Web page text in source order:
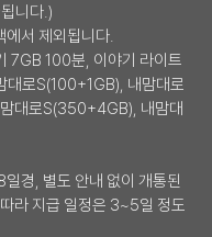
니다.)
에서 제외됩니다.
7GB 100분, 이야기 라이트
로S(100+1GB), 내맘대로
대로S(350+4GB), 내맘대
경, 별도 안내 없이 개통된
라 지급 일정은 3~5일 정도